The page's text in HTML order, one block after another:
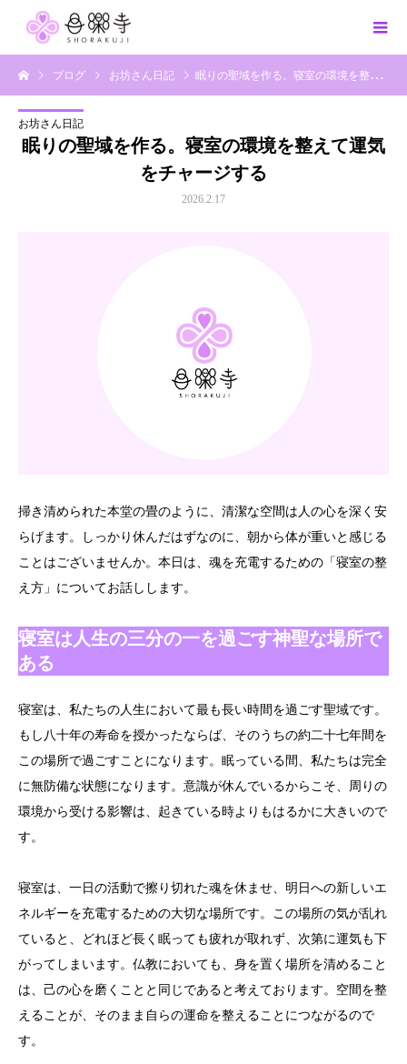
ブログ お坊さん日記 眠りの聖域を作る。寝室の環境を整えて運気をチャージする
お坊さん日記
眠りの聖域を作る。寝室の環境を整えて運気
をチャージする
2026.2.17
掃き清められた本堂の畳のように、清潔な空間は人の心を深く安
らげます。しっかり休んだはずなのに、朝から体が重いと感じる
ことはございませんか。本日は、魂を充電するための「寝室の整
え方」についてお話しします。
寝室は人生の三分の一を過ごす神聖な場所で
ある
寝室は、私たちの人生において最も長い時間を過ごす聖域です。
もし八十年の寿命を授かったならば、そのうちの約二十七年間を
この場所で過ごすことになります。眠っている間、私たちは完全
に無防備な状態になります。意識が休んでいるからこそ、周りの
環境から受ける影響は、起きている時よりもはるかに大きいので
す。
寝室は、一日の活動で擦り切れた魂を休ませ、明日への新しいエ
ネルギーを充電するための大切な場所です。この場所の気が乱れ
ていると、どれほど長く眠っても疲れが取れず、次第に運気も下
がってしまいます。仏教においても、身を置く場所を清めること
は、己の心を磨くことと同じであると考えております。空間を整
えることが、そのまま自らの運命を整えることにつながるので
す。